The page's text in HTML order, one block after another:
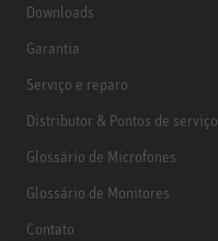
Downloads
Garantia
Serviço e reparo
Distributor & Pontos de serviço
Glossário de Microfones
Glossário de Monitores
Contato